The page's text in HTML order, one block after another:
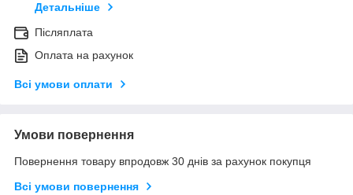
Детальніше
Післяплата
Оплата на рахунок
Всі умови оплати
Умови повернення
Повернення товару впродовж 30 днів за рахунок покупця
Всі умови повернення